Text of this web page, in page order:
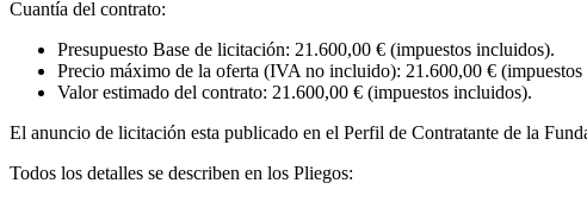
Cuantía del contrato:
Presupuesto Base de licitación: 21.600,00 € (impuestos incluidos).
Precio máximo de la oferta (IVA no incluido): 21.600,00 €
Valor estimado del contrato: 21.600,00 € (impuestos incluidos).
El anuncio de licitación esta publicado en el Perfil de Contratante de la
Todos los detalles se describen en los Pliegos: